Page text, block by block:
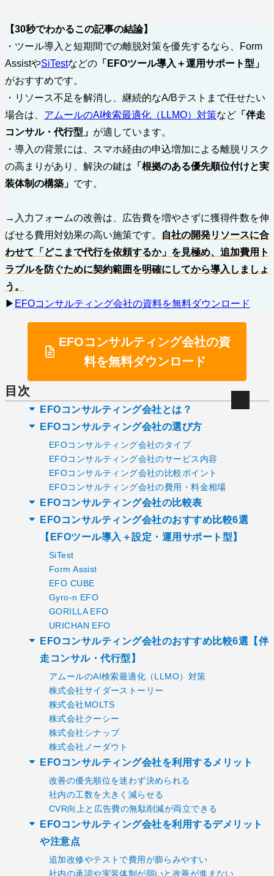
【30秒でわかるこの記事の結論】
・ツール導入と短期間での離脱対策を優先するなら、Form
AssistやSiTestなどの 「EFOツール導入＋運用サポート型」
がおすすめです。
・リソース不足を解消し、継続的なA/Bテストまで任せたい
場合は、 アムールのAI検索最適化（LLMO）対策など 「伴走
コンサル・代行型」 が適しています。
・導入の背景には、スマホ経由の申込増加による離脱リスク
の高まりがあり、解決の鍵は 「根拠のある優先順位付けと実
装体制の構築」 です。
→入力フォームの改善は、広告費を増やさずに獲得件数を伸
ばせる費用対効果の高い施策です。
自社の開発リソースに合
わせて「どこまで代行を依頼するか」を見極め、追加費用ト
ラブルを防ぐために契約範囲を明確にしてから導入しましょ
う。
▶︎ EFOコンサルティング会社の資料を無料ダウンロード
EFOコンサルティング会社の資
料を無料ダウンロード
目次
EFOコンサルティング会社とは？
EFOコンサルティング会社の選び方
EFOコンサルティング会社のタイプ
EFOコンサルティング会社のサービス内容
EFOコンサルティング会社の比較ポイント
EFOコンサルティング会社の費用・料金相場
EFOコンサルティング会社の比較表
EFOコンサルティング会社のおすすめ比較6選
【EFOツール導入＋設定・運用サポート型】
SiTest
Form Assist
EFO CUBE
Gyro-n EFO
GORILLA EFO
URICHAN EFO
EFOコンサルティング会社のおすすめ比較6選【伴
走コンサル・代行型】
アムールのAI検索最適化（LLMO）対策
株式会社サイダーストーリー
株式会社MOLTS
株式会社クーシー
株式会社シナップ
株式会社ノーダウト
EFOコンサルティング会社を利用するメリット
改善の優先順位を迷わず決められる
社内の工数を大きく減らせる
CVR向上と広告費の無駄削減が両立できる
EFOコンサルティング会社を利用するデメリット
や注意点
追加改修やテストで費用が膨らみやすい
社内の承認や実装体制が弱いと改善が進まない